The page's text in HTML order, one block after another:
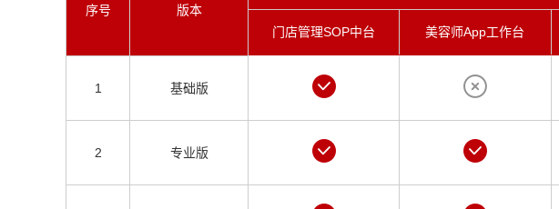
序号 版本
门店管理SOP中台 美容师App工作台
1 基础版
2 专业版